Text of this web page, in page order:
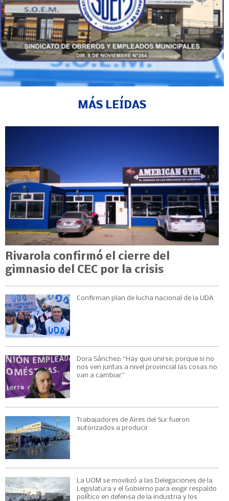
MÁS LEÍDAS
Rivarola confirmó el cierre del
gimnasio del CEC por la crisis
Confirman plan de lucha nacional de la UDA
Dora Sánchez: “Hay que unirse, porque si no
nos ven juntas a nivel provincial las cosas no
van a cambiar”
Trabajadores de Aires del Sur fueron
autorizados a producir
La UOM se movilizó a las Delegaciones de la
Legislatura y el Gobierno para exigir respaldo
político en defensa de la industria y los